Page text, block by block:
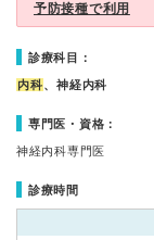
予防接種で利用
診療科目：
内科、神経内科
専門医・資格：
神経内科専門医
診療時間